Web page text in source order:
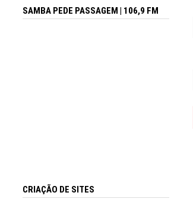
SAMBA PEDE PASSAGEM | 106,9 FM
CRIAÇÃO DE SITES